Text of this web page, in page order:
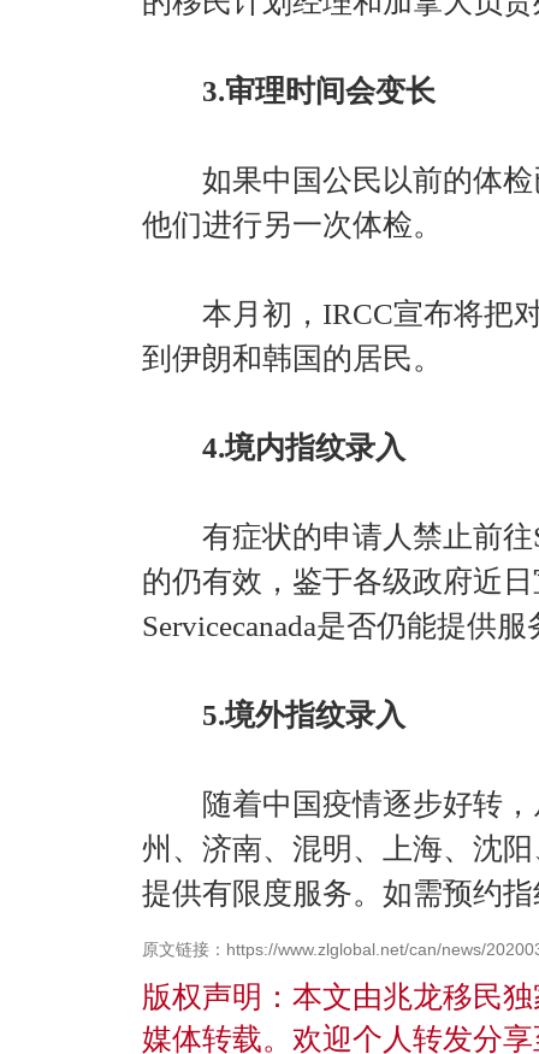
3.审理时间会变长
如果中国公民以前的体检
他们进行另一次体检。
本月初，IRCC宣布将把对
到伊朗和韩国的居民。
4.境内指纹录入
有症状的申请人禁止前往
的仍有效，鉴于各级政府近
Servicecanada是否仍能提供
5.境外指纹录入
随着中国疫情逐步好转，
州、济南、混明、上海、沈
提供有限度服务。如需预约
原文链接：https://www.zlglobal.net/can/news/
版权声明：本文由兆龙移民
媒体转载。欢迎个人转发分